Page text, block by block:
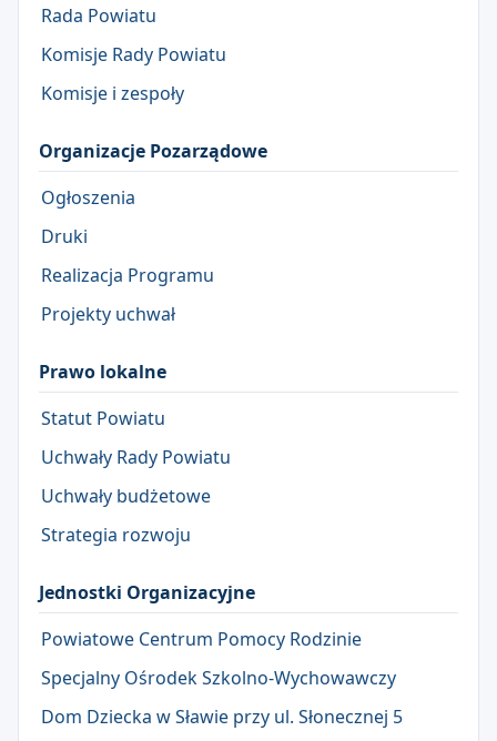
Rada Powiatu
Komisje Rady Powiatu
Komisje i zespoły
Organizacje Pozarządowe
Ogłoszenia
Druki
Realizacja Programu
Projekty uchwał
Prawo lokalne
Statut Powiatu
Uchwały Rady Powiatu
Uchwały budżetowe
Strategia rozwoju
Jednostki Organizacyjne
Powiatowe Centrum Pomocy Rodzinie
Specjalny Ośrodek Szkolno-Wychowawczy
Dom Dziecka w Sławie przy ul. Słonecznej 5